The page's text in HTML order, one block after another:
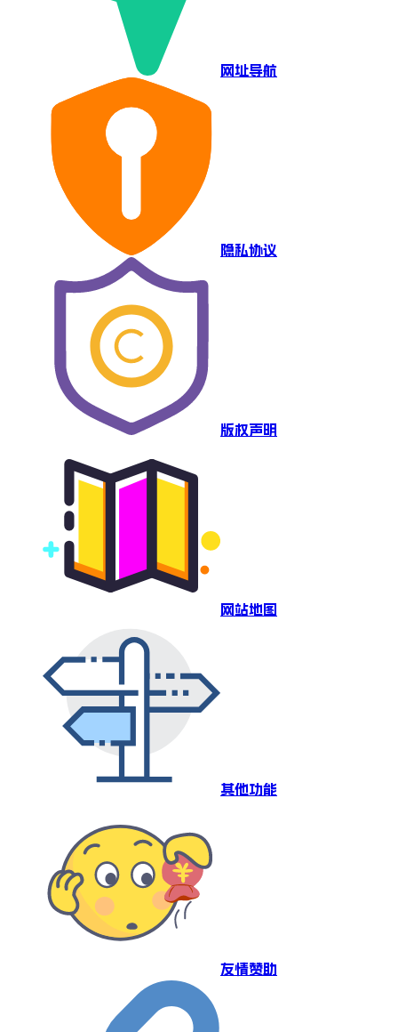
网址导航
隐私协议
版权声明
网站地图
其他功能
友情赞助